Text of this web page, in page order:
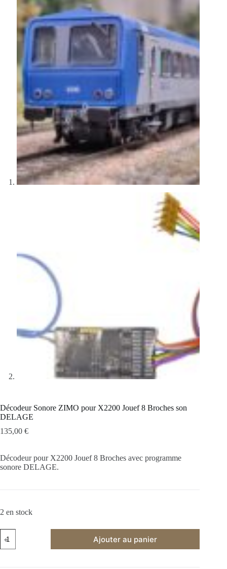
Décodeur Sonore ZIMO pour X2200 Jouef 8 Broches son
DELAGE
135,00 €
Décodeur pour X2200 Jouef 8 Broches avec programme
sonore DELAGE.
2 en stock
de
Décodeur
Ajouter au panier